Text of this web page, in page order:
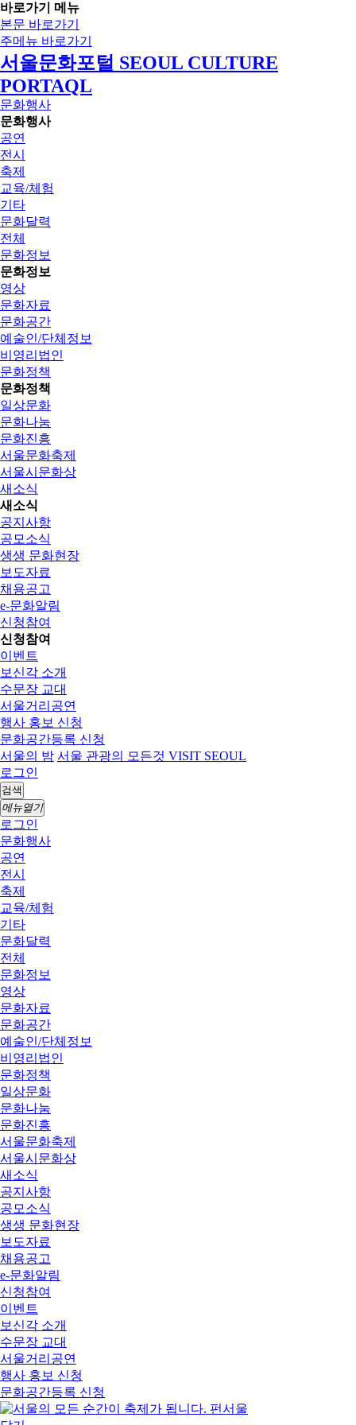
바로가기 메뉴
본문 바로가기
주메뉴 바로가기
서울문화포털 SEOUL CULTURE
PORTAQL
문화행사
문화행사
공연
전시
축제
교육/체험
기타
문화달력
전체
문화정보
문화정보
영상
문화자료
문화공간
예술인/단체정보
비영리법인
문화정책
문화정책
일상문화
문화나눔
문화진흥
서울문화축제
서울시문화상
새소식
새소식
공지사항
공모소식
생생 문화현장
보도자료
채용공고
e-문화알림
신청참여
신청참여
이벤트
보신각 소개
수문장 교대
서울거리공연
행사 홍보 신청
문화공간등록 신청
서울의 밤 서울 관광의 모든것 VISIT SEOUL
로그인
검색
메뉴열기
로그인
문화행사
공연
전시
축제
교육/체험
기타
문화달력
전체
문화정보
영상
문화자료
문화공간
예술인/단체정보
비영리법인
문화정책
일상문화
문화나눔
문화진흥
서울문화축제
서울시문화상
새소식
공지사항
공모소식
생생 문화현장
보도자료
채용공고
e-문화알림
신청참여
이벤트
보신각 소개
수문장 교대
서울거리공연
행사 홍보 신청
문화공간등록 신청